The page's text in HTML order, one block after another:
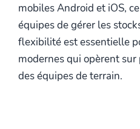
mobiles Android et iOS,
équipes de gérer les
flexibilité est essentielle
modernes qui opèrent
des équipes de terrain.